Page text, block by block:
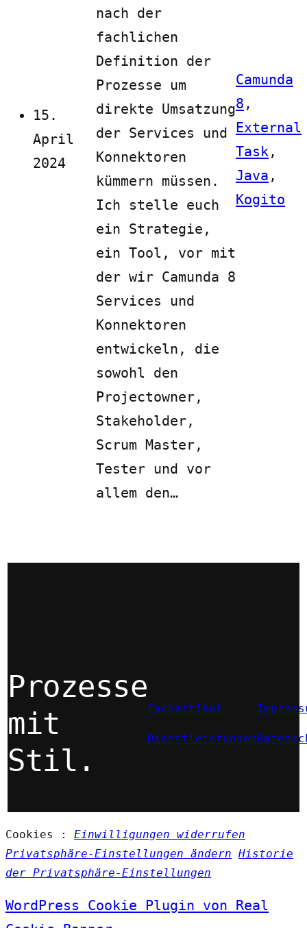
15.
April
2024
nach der
fachlichen
Definition der
Prozesse um
direkte Umsatzung
der Services und
Konnektoren
kümmern müssen.
Ich stelle euch
ein Strategie,
ein Tool, vor mit
der wir Camunda 8
Services und
Konnektoren
entwickeln, die
sowohl den
Projectowner,
Stakeholder,
Scrum Master,
Tester und vor
allem den…
Camunda
8 ,
External
Task,
Java ,
Kogito
Prozesse
mit
Stil.
Fachartikel
Dienstleistungen
Cookies : Einwilligungen widerrufen
Privatsphäre-Einstellungen ändern Historie
der Privatsphäre-Einstellungen
WordPress Cookie Plugin von Real